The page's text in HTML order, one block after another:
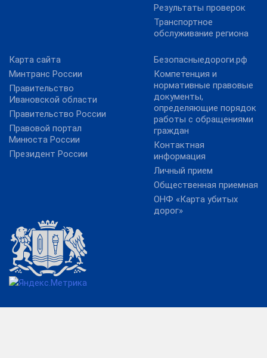
Результаты проверок
Транспортное
обслуживание региона
Карта сайта
Минтранс России
Правительство
Ивановской области
Правительство России
Правовой портал
Минюста России
Президент России
Безопасныедороги.рф
Компетенция и
нормативные правовые
документы,
определяющие порядок
работы с обращениями
граждан
Контактная
информация
Личный прием
Общественная приемная
ОНФ «Карта убитых
дорог»